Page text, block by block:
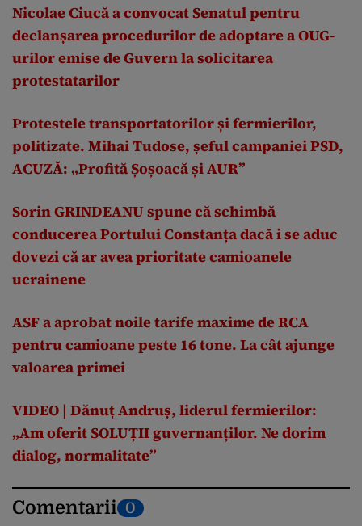
Nicolae Ciucă a convocat Senatul pentru
declanșarea procedurilor de adoptare a OUG-
urilor emise de Guvern la solicitarea
protestatarilor
Protestele transportatorilor și fermierilor,
politizate. Mihai Tudose, șeful campaniei PSD,
ACUZĂ: „Profită Șoșoacă și AUR”
Sorin GRINDEANU spune că schimbă
conducerea Portului Constanța dacă i se aduc
dovezi că ar avea prioritate camioanele
ucrainene
ASF a aprobat noile tarife maxime de RCA
pentru camioane peste 16 tone. La cât ajunge
valoarea primei
VIDEO | Dănuț Andruș, liderul fermierilor:
„Am oferit SOLUȚII guvernanților. Ne dorim
dialog, normalitate”
Comentarii 0